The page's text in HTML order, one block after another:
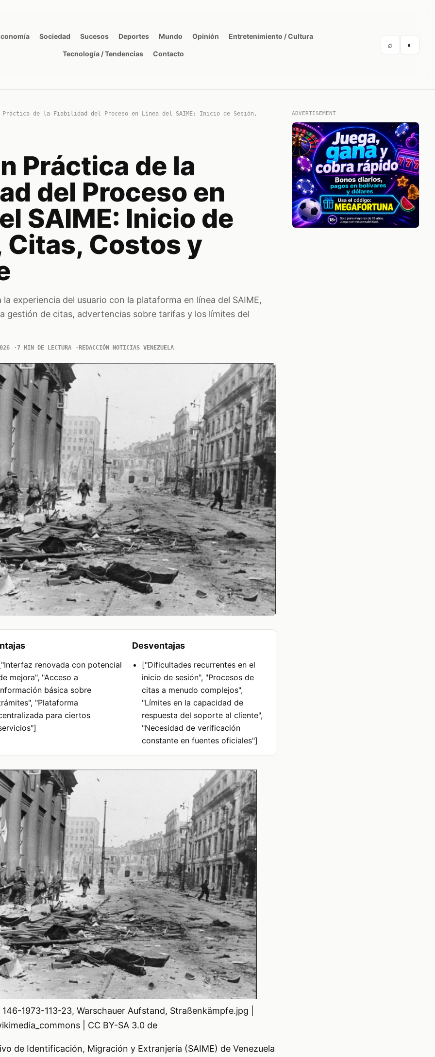
Sociedad Sucesos Deportes Mundo Opinión Entretenimiento / Cultura
Tecnología / Tendencias Contacto
⌕ ◐
Práctica de la Fiabilidad del Proceso en Línea del SAIME: Inicio de Sesión,
Práctica de la
del Proceso en
SAIME: Inicio de
Citas, Costos y
experiencia del usuario con la plataforma en línea del SAIME,
gestión de citas, advertencias sobre tarifas y los límites del
7 MIN DE LECTURA REDACCIÓN NOTICIAS VENEZUELA
renovada con potencial
mejora", "Acceso a
básica sobre
"Plataforma
para ciertos
Desventajas
["Dificultades recurrentes en el
inicio de sesión", "Procesos de
citas a menudo complejos",
"Límites en la capacidad de
respuesta del soporte al cliente",
"Necesidad de verificación
constante en fuentes oficiales"]
1973-113-23, Warschauer Aufstand, Straßenkämpfe.jpg |
| CC BY-SA 3.0 de
de Identificación, Migración y Extranjería (SAIME) de Venezuela
ADVERTISEMENT